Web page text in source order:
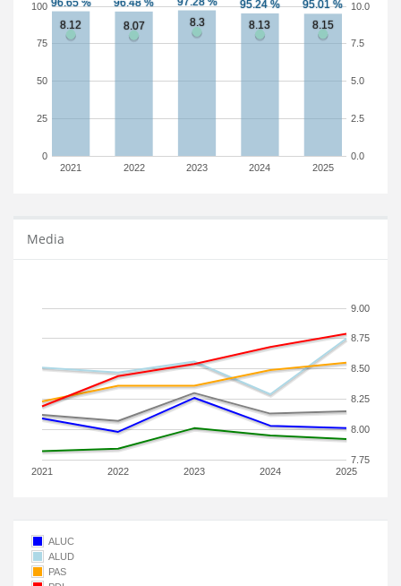
2021 2022 2023 2024 2025
0
25
50
75
100
0.0
2.5
5.0
7.5
10.0
Media
2021 2022 2023 2024 2025
7.75
8.00
8.25
8.50
8.75
9.00
ALUC
ALUD
PAS